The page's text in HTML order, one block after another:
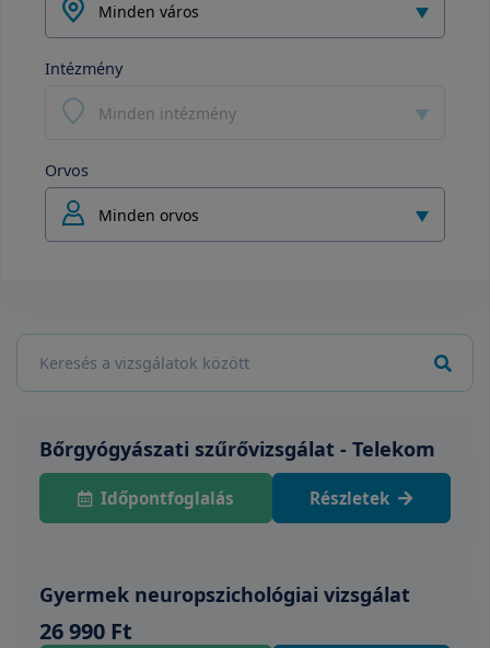
Minden város
Intézmény
Minden intézmény
Orvos
Minden orvos
Bőrgyógyászati szűrővizsgálat - Telekom
Időpontfoglalás Részletek
Gyermek neuropszichológiai vizsgálat
26 990 Ft